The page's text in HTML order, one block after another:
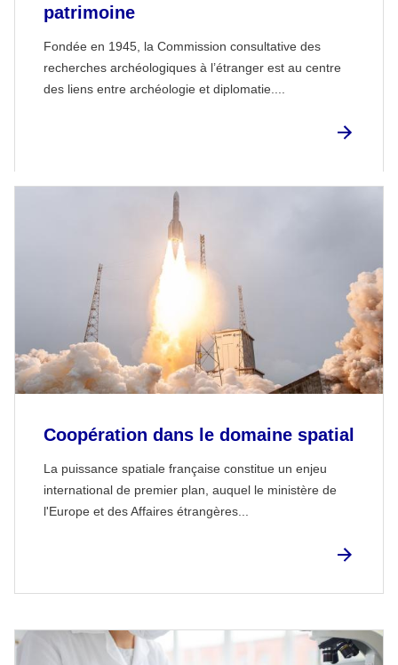
patrimoine
Fondée en 1945, la Commission consultative des
recherches archéologiques à l’étranger est au centre
des liens entre archéologie et diplomatie....
Coopération dans le domaine spatial
La puissance spatiale française constitue un enjeu
international de premier plan, auquel le ministère de
l'Europe et des Affaires étrangères...